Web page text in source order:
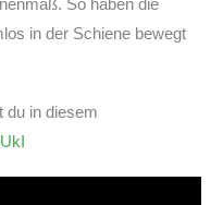
in der Schiene bewegt
du in diesem